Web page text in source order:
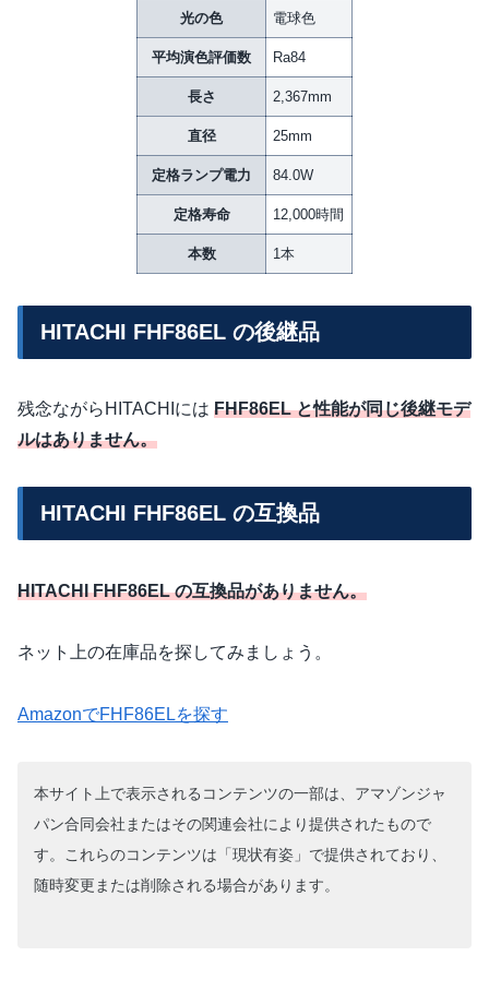
光の色 電球色
平均演色評価数 Ra84
長さ 2,367mm
直径 25mm
定格ランプ電力 84.0W
定格寿命 12,000時間
本数 1本
HITACHI FHF86EL の後継品
残念ながらHITACHIには FHF86EL と性能が同じ後継モデ
ルはありません。
HITACHI FHF86EL の互換品
HITACHI FHF86EL の互換品がありません。
ネット上の在庫品を探してみましょう。
AmazonでFHF86ELを探す
本サイト上で表示されるコンテンツの一部は、アマゾンジャ
パン合同会社またはその関連会社により提供されたもので
す。これらのコンテンツは「現状有姿」で提供されており、
随時変更または削除される場合があります。